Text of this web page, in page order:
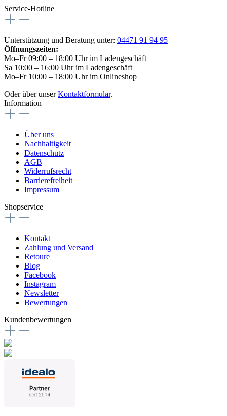
Service-Hotline
Unterstützung und Beratung unter: 04471 91 94 95
Öffnungszeiten:
Mo–Fr 09:00 – 18:00 Uhr im Ladengeschäft
Sa 10:00 – 16:00 Uhr im Ladengeschäft
Mo–Fr 10:00 – 18:00 Uhr im Onlineshop
Oder über unserKontaktformular.
Information
Über uns
Nachhaltigkeit
Datenschutz
AGB
Widerrufsrecht
Barrierefreiheit
Impressum
Shopservice
Kontakt
Zahlung und Versand
Retoure
Blog
Facebook
Instagram
Newsletter
Bewertungen
Kundenbewertungen